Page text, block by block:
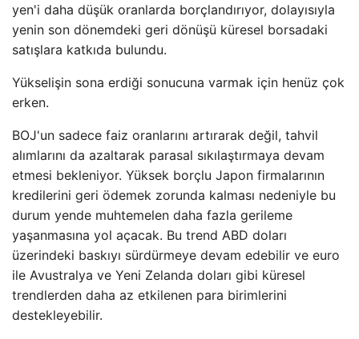
yen'i daha düşük oranlarda borçlandırıyor, dolayısıyla
yenin son dönemdeki geri dönüşü küresel borsadaki
satışlara katkıda bulundu.
Yükselişin sona erdiği sonucuna varmak için henüz çok
erken.
BOJ'un sadece faiz oranlarını artırarak değil, tahvil
alımlarını da azaltarak parasal sıkılaştırmaya devam
etmesi bekleniyor. Yüksek borçlu Japon firmalarının
kredilerini geri ödemek zorunda kalması nedeniyle bu
durum yende muhtemelen daha fazla gerileme
yaşanmasına yol açacak. Bu trend ABD doları
üzerindeki baskıyı sürdürmeye devam edebilir ve euro
ile Avustralya ve Yeni Zelanda doları gibi küresel
trendlerden daha az etkilenen para birimlerini
destekleyebilir.